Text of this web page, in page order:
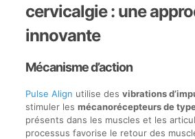
cervicalgie : une
innovante
Mécanisme d’action
Pulse Align utilise des vibrations
stimuler les mécanorécepteurs de
présents dans les muscles et les
processus favorise le retour des